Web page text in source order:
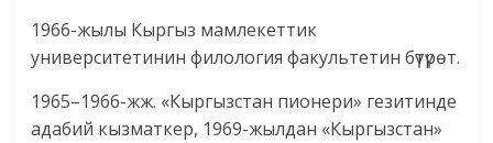
1966-жылы Кыргыз мамлекеттик
университетинин филология факультетин бүтүрөт.
1965–1966-жж. «Кыргызстан пионери» гезитинде
адабий кызматкер, 1969-жылдан «Кыргызстан»